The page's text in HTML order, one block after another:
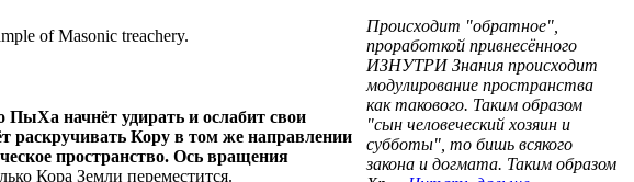
of Masonic treachery.
ПыХа начнёт удирать и ослабит свои
раскручивать Кору в том же направлении
пространство. Ось вращения
Кора Земли переместится.
Происходит "обратное",
проработкой привнесённого
ИЗНУТРИ Знания происходит
модулирование пространства
как такового. Таким образом
"сын человеческий хозяин и
субботы", то бишь всякого
закона и догмата. Таким образом